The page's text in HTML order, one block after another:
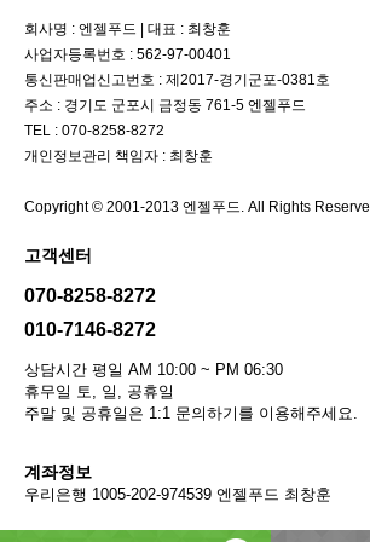
회사명 : 엔젤푸드
대표 : 최창훈
사업자등록번호 : 562-97-00401
통신판매업신고번호 : 제2017-경기군포-0381호
주소 : 경기도 군포시 금정동 761-5 엔젤푸드
TEL : 070-8258-8272
개인정보관리 책임자 : 최창훈
Copyright © 2001-2013 엔젤푸드. All Rights
고객센터
070-8258-8272
010-7146-8272
상담시간 평일 AM 10:00 ~ PM 06:30
휴무일 토, 일, 공휴일
주말 및 공휴일은 1:1 문의하기를 이용해주세요.
계좌정보
우리은행 1005-202-974539 엔젤푸드 최창훈